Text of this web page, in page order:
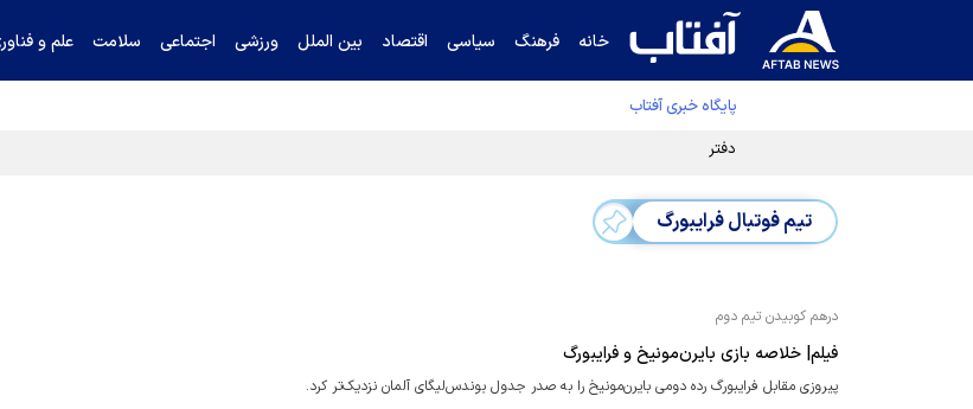
خانه فرهنگ سیاسی اقتصاد بین الملل ورزشی اجتماعی سلامت علم و
پایگاه خبری آفتاب
دفتر رهبر انقلاب ادعای خرازی درباره پزشکیان را تکذیب کرد
تیم فوتبال فرایبورگ
درهم کوبیدن تیم دوم
فیلم| خلاصه بازی بایرن‌مونیخ و فرایبورگ
پیروزی مقابل فرایبورگ رده دومی بایرن‌مونیخ را به صدر جدول بوندس‌لیگای آلمان نزدیک‌تر کرد.